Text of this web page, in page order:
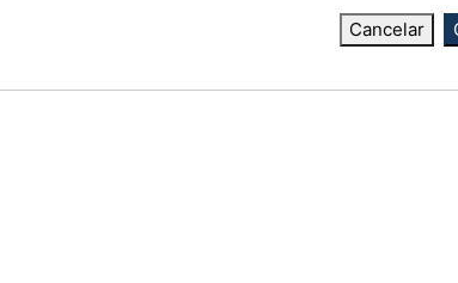
Cancelar